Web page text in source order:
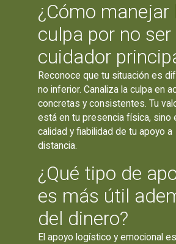
¿Cómo manejar
culpa por no ser
cuidador
Reconoce que tu situación es
no inferior. Canaliza la culpa en
concretas y consistentes. Tu
está en tu presencia física, sino
calidad y fiabilidad de tu apoyo a
distancia.
¿Qué tipo de
es más útil
del dinero?
El apoyo logístico y emocional